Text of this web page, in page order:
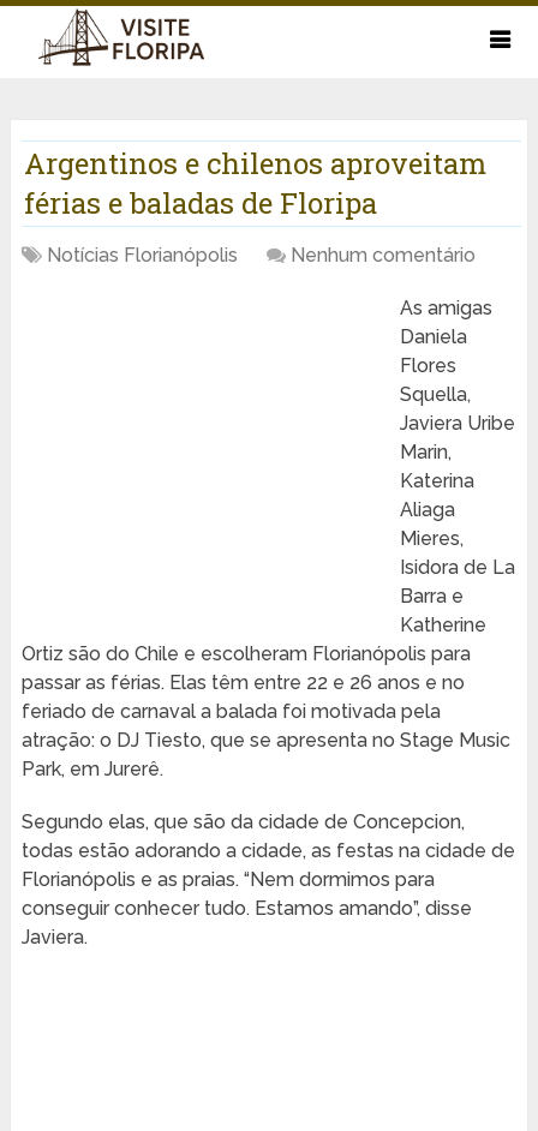
Argentinos e chilenos aproveitam
férias e baladas de Floripa
Notícias Florianópolis Nenhum comentário
As amigas
Daniela
Flores
Squella,
Javiera Uribe
Marin,
Katerina
Aliaga
Mieres,
Isidora de La
Barra e
Katherine
Ortiz são do Chile e escolheram Florianópolis para
passar as férias. Elas têm entre 22 e 26 anos e no
feriado de carnaval a balada foi motivada pela
atração: o DJ Tiesto, que se apresenta no Stage Music
Park, em Jurerê.
Segundo elas, que são da cidade de Concepcion,
todas estão adorando a cidade, as festas na cidade de
Florianópolis e as praias. “Nem dormimos para
conseguir conhecer tudo. Estamos amando”, disse
Javiera.